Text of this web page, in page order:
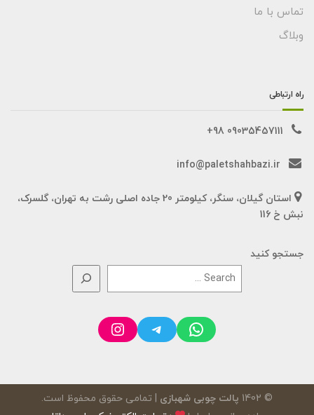
تماس با ما
وبلاگ
راه ارتباطی
09035457111 98+
info@paletshahbazi.ir
استان گیلان، سنگر، کیلومتر 20 جاده اصلی رشت به تهران، گلسرک،
نبش خ 116
جستجو کنید
WhatsApp
Telegram
Instagram
© 1402 پالت چوبی شهبازی | تمامی حقوق محفوظ است.